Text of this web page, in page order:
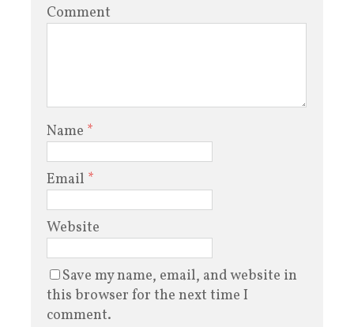
Comment
Name *
Email *
Website
Save my name, email, and website in
this browser for the next time I
comment.